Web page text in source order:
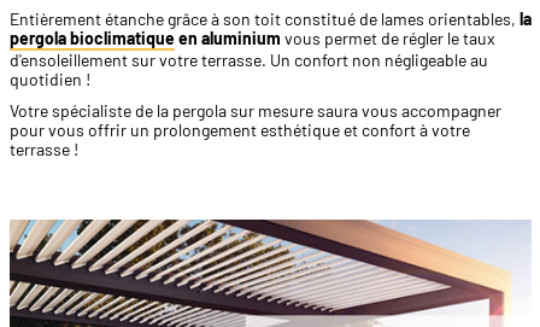
Entièrement étanche grâce à son toit constitué de lames orientables, la
pergola bioclimatiqueen aluminium vous permet de régler le taux
d'ensoleillement sur votre terrasse. Un confort non négligeable au
quotidien !
Votre spécialiste de la pergola sur mesure saura vous accompagner
pour vous offrir un prolongement esthétique et confort à votre
terrasse !